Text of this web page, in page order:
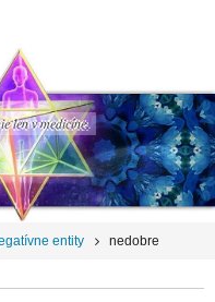
len v medicíne.
entity nedobre